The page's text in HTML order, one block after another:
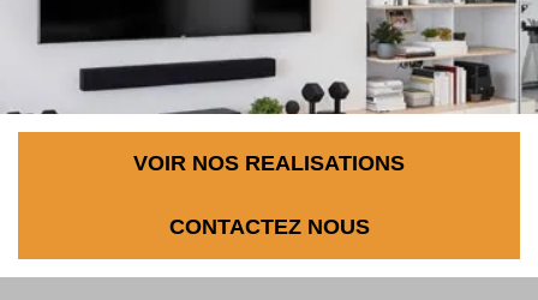
VOIR NOS REALISATIONS
CONTACTEZ NOUS